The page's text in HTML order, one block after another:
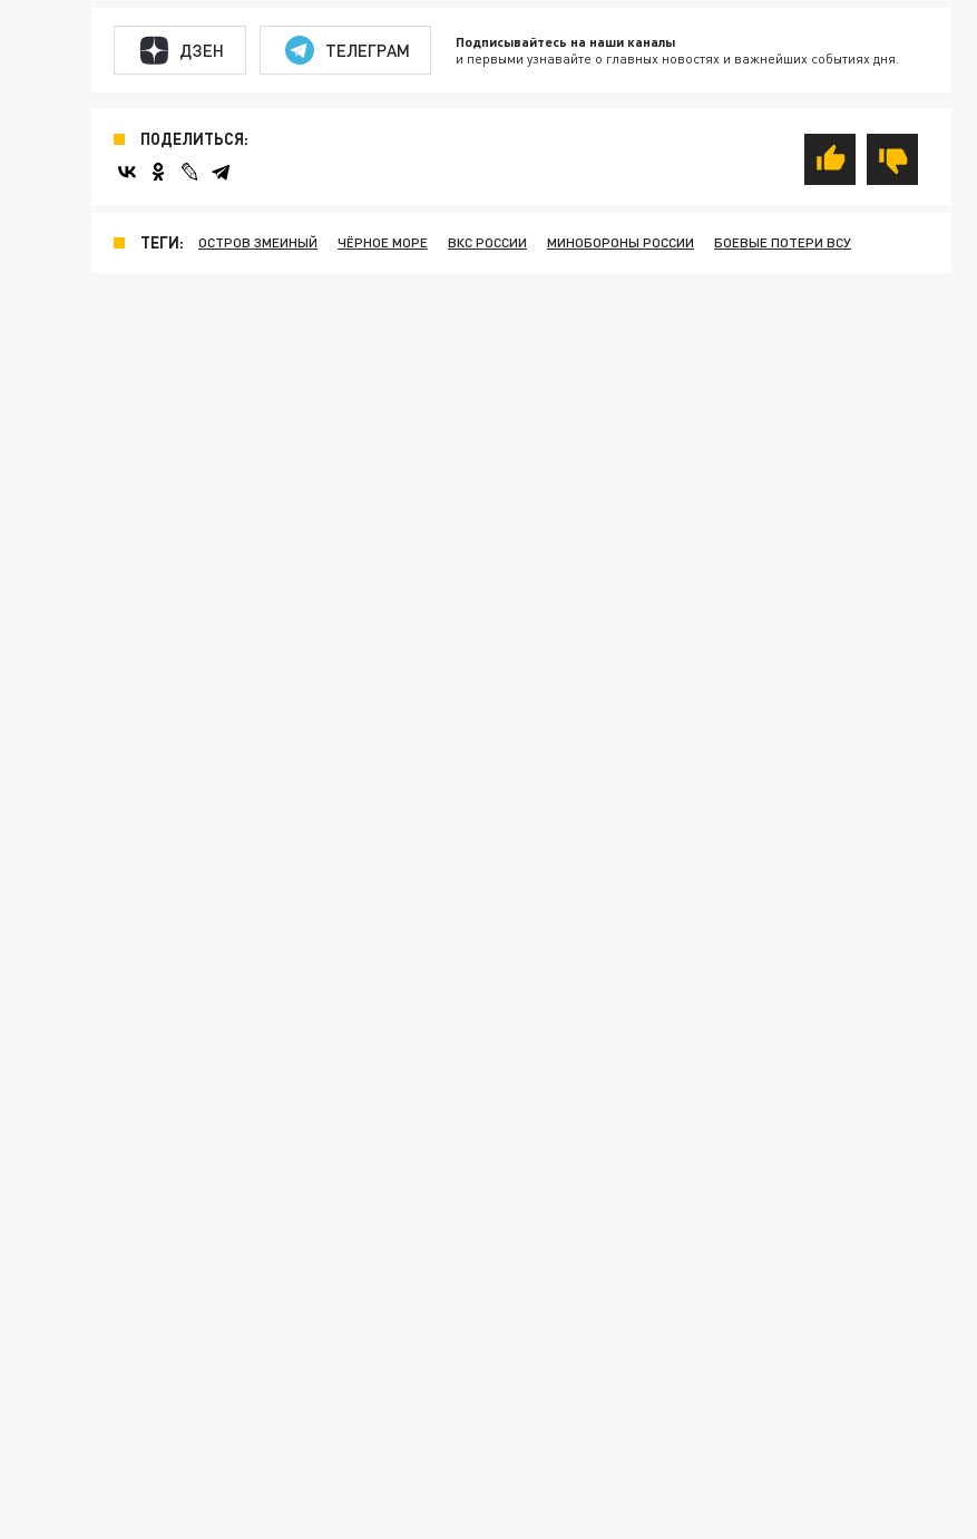
ДЗЕН ТЕЛЕГРАМ Подписывайтесь на наши каналы
и первыми узнавайте о главных новостях и важнейших событиях дня.
ПОДЕЛИТЬСЯ:
ТЕГИ: ОСТРОВ ЗМЕИНЫЙ ЧЁРНОЕ МОРЕ ВКС РОССИИ МИНОБОРОНЫ РОССИИ БОЕВЫЕ ПОТЕРИ ВСУ